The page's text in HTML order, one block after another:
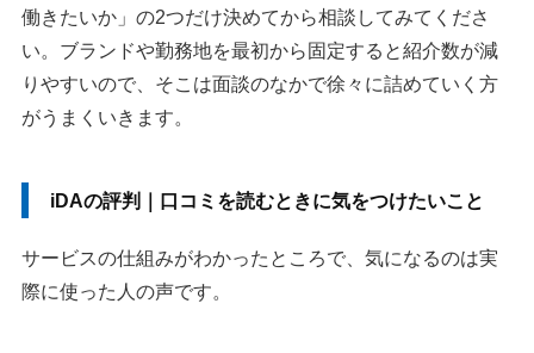
働きたいか」の2つだけ決めてから相談してみてくださ
い。ブランドや勤務地を最初から固定すると紹介数が減
りやすいので、そこは面談のなかで徐々に詰めていく方
がうまくいきます。
iDAの評判｜口コミを読むときに気をつけたいこと
サービスの仕組みがわかったところで、気になるのは実
際に使った人の声です。